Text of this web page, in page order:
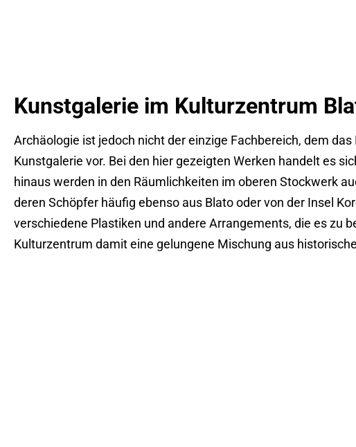
Kunstgalerie im Kulturzentrum
Archäologie ist jedoch nicht der einzige Fachbereich, dem
Kunstgalerie vor. Bei den hier gezeigten Werken handelt es
hinaus werden in den Räumlichkeiten im oberen Stockwerk
deren Schöpfer häufig ebenso aus Blato oder von der Insel
verschiedene Plastiken und andere Arrangements, die es zu
Kulturzentrum damit eine gelungene Mischung aus